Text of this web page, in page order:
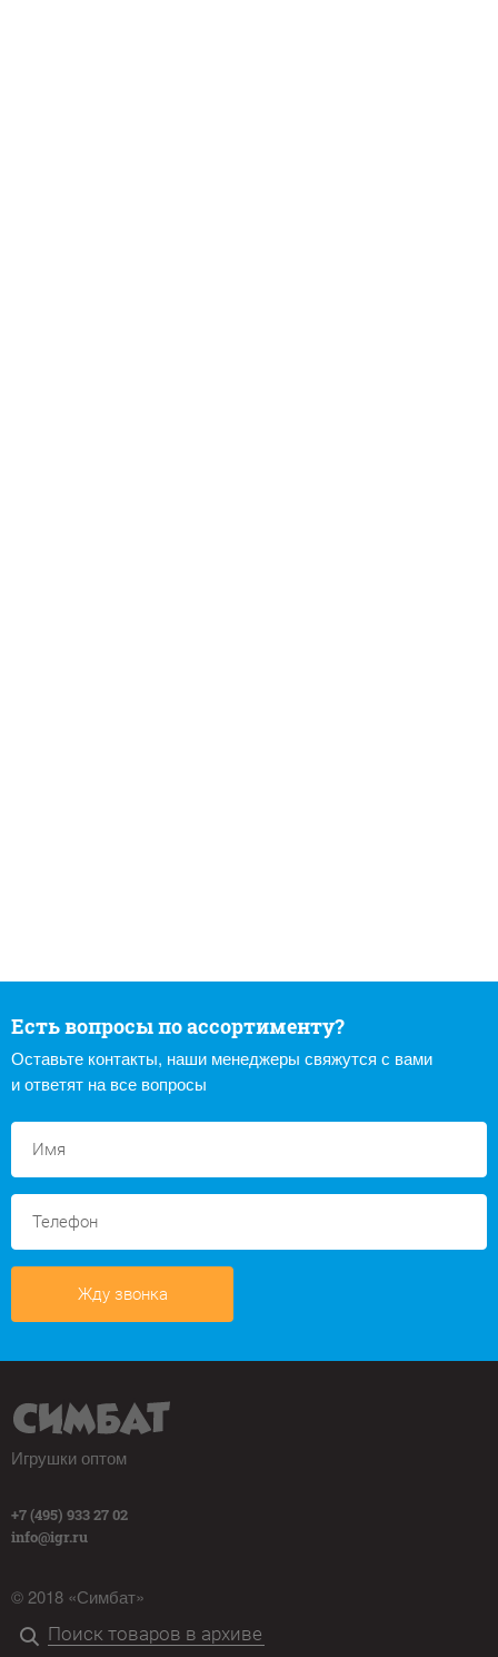
Есть вопросы по ассортименту?
Оставьте контакты, наши менеджеры свяжутся с вами
и ответят на все вопросы
Жду звонка
Игрушки оптом
+7 (495) 933 27 02
info@igr.ru
© 2018 «Симбат»